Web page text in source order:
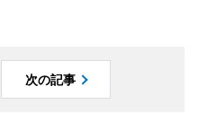
次の記事